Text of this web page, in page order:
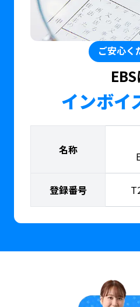
ご安心く
インボイ
名称
登録番号